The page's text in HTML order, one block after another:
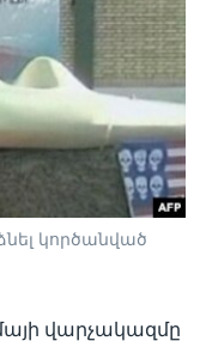
կործանված
վարչակազմը